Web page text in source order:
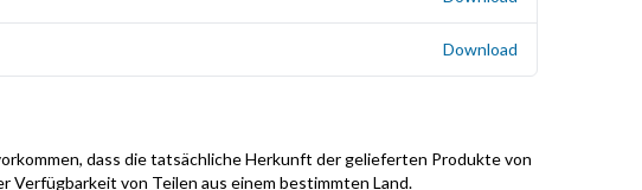
Download
dass die tatsächliche Herkunft der gelieferten Produkte von
von Teilen aus einem bestimmten Land.